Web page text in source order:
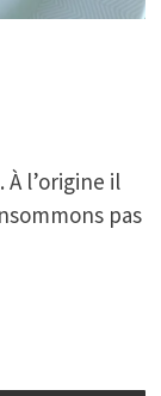
l’origine il
pas